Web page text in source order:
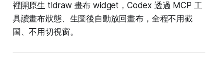
裡開原生 tldraw 畫布 widget，Codex 透過 MCP 工
具讀畫布狀態、生圖後自動放回畫布，全程不用截
圖、不用切視窗。